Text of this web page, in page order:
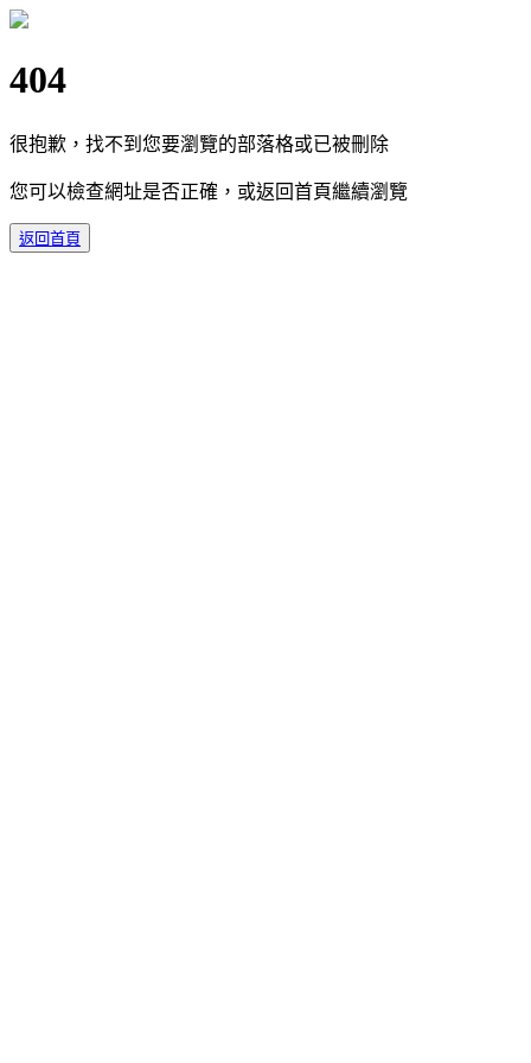
404
很抱歉，找不到您要瀏覽的部落格或已被刪除
您可以檢查網址是否正確，或返回首頁繼續瀏覽
返回首頁